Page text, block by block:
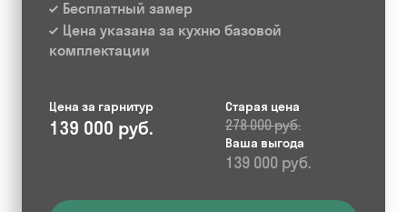
Бесплатный замер
Цена указана за кухню базовой
комплектации
Цена за гарнитур
139 000 руб.
Старая цена
278 000 руб.
Ваша выгода
139 000 руб.